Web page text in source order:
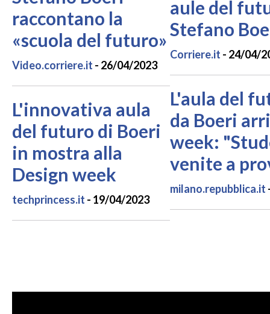
raccontano la
«scuola del futuro»
Video.corriere.it - 26/04/2023
L'innovativa aula
del futuro di Boeri
in mostra alla
Design week
techprincess.it - 19/04/2023
aule del
Stefano
Corriere.it - 24/04/
L'aula del
da Boeri
week:
venite a
milano.repubblica.it